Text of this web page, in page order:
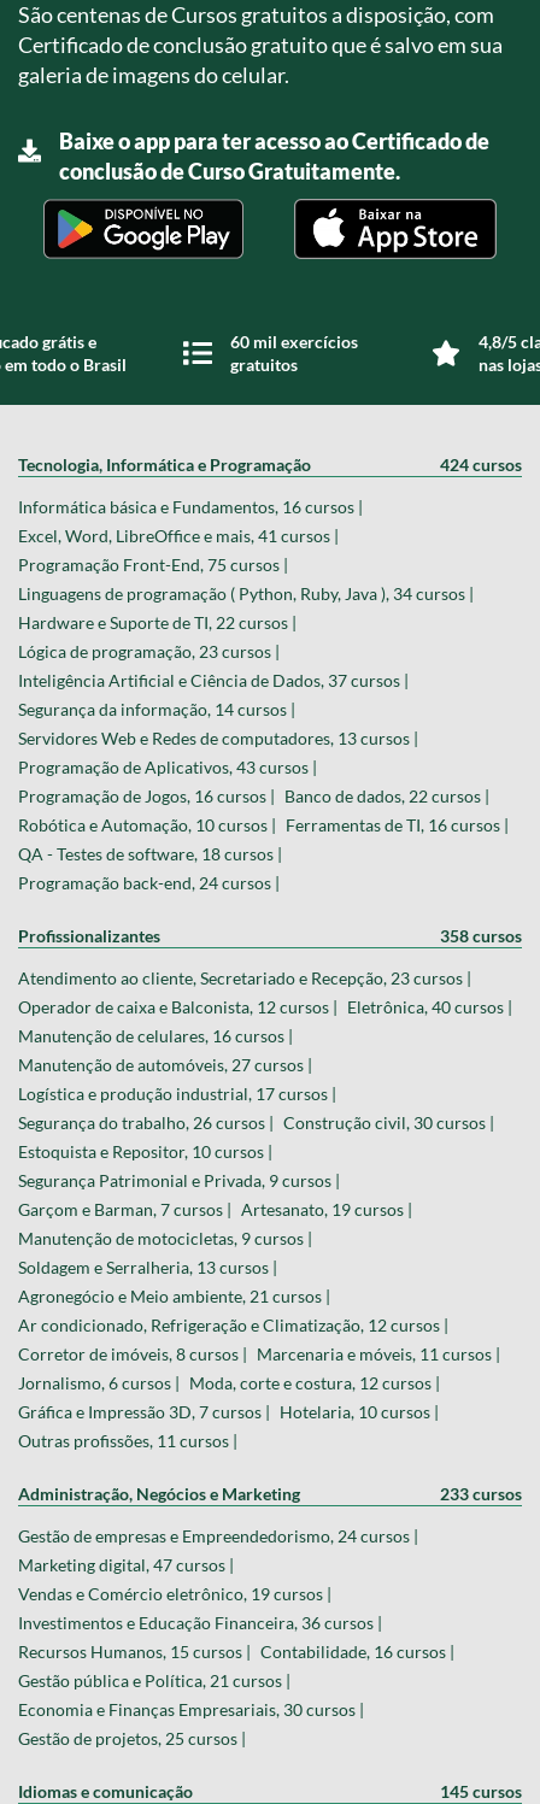
São centenas de Cursos gratuitos a disposição, com
Certificado de conclusão gratuito que é salvo em sua
galeria de imagens do celular.
Baixe o app para ter acesso ao Certificado de
conclusão de Curso Gratuitamente.
grátis e
todo o Brasil
60 mil exercícios
gratuitos
4,8/5
nas
Tecnologia, Informática e Programação 424 cursos
Informática básica e Fundamentos, 16 cursos |
Excel, Word, LibreOffice e mais, 41 cursos |
Programação Front-End, 75 cursos |
Linguagens de programação ( Python, Ruby, Java ), 34 cursos |
Hardware e Suporte de TI, 22 cursos |
Lógica de programação, 23 cursos |
Inteligência Artificial e Ciência de Dados, 37 cursos |
Segurança da informação, 14 cursos |
Servidores Web e Redes de computadores, 13 cursos |
Programação de Aplicativos, 43 cursos |
Programação de Jogos, 16 cursos | Banco de dados, 22 cursos |
Robótica e Automação, 10 cursos | Ferramentas de TI, 16 cursos |
QA - Testes de software, 18 cursos |
Programação back-end, 24 cursos |
Profissionalizantes 358 cursos
Atendimento ao cliente, Secretariado e Recepção, 23 cursos |
Operador de caixa e Balconista, 12 cursos | Eletrônica, 40 cursos |
Manutenção de celulares, 16 cursos |
Manutenção de automóveis, 27 cursos |
Logística e produção industrial, 17 cursos |
Segurança do trabalho, 26 cursos | Construção civil, 30 cursos |
Estoquista e Repositor, 10 cursos |
Segurança Patrimonial e Privada, 9 cursos |
Garçom e Barman, 7 cursos | Artesanato, 19 cursos |
Manutenção de motocicletas, 9 cursos |
Soldagem e Serralheria, 13 cursos |
Agronegócio e Meio ambiente, 21 cursos |
Ar condicionado, Refrigeração e Climatização, 12 cursos |
Corretor de imóveis, 8 cursos | Marcenaria e móveis, 11 cursos |
Jornalismo, 6 cursos | Moda, corte e costura, 12 cursos |
Gráfica e Impressão 3D, 7 cursos | Hotelaria, 10 cursos |
Outras profissões, 11 cursos |
Administração, Negócios e Marketing 233 cursos
Gestão de empresas e Empreendedorismo, 24 cursos |
Marketing digital, 47 cursos |
Vendas e Comércio eletrônico, 19 cursos |
Investimentos e Educação Financeira, 36 cursos |
Recursos Humanos, 15 cursos | Contabilidade, 16 cursos |
Gestão pública e Política, 21 cursos |
Economia e Finanças Empresariais, 30 cursos |
Gestão de projetos, 25 cursos |
Idiomas e comunicação 145 cursos